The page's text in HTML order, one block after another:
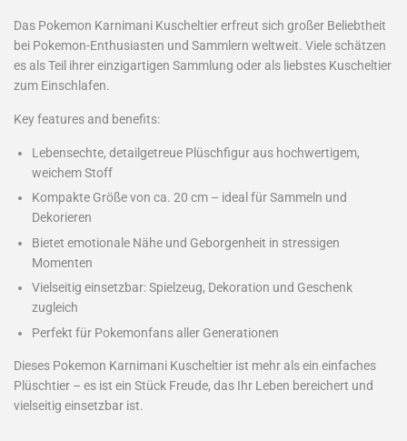
Das Pokemon Karnimani Kuscheltier erfreut sich großer Beliebtheit
bei Pokemon-Enthusiasten und Sammlern weltweit. Viele schätzen
es als Teil ihrer einzigartigen Sammlung oder als liebstes Kuscheltier
zum Einschlafen.
Key features and benefits:
Lebensechte, detailgetreue Plüschfigur aus hochwertigem,
weichem Stoff
Kompakte Größe von ca. 20 cm – ideal für Sammeln und
Dekorieren
Bietet emotionale Nähe und Geborgenheit in stressigen
Momenten
Vielseitig einsetzbar: Spielzeug, Dekoration und Geschenk
zugleich
Perfekt für Pokemonfans aller Generationen
Dieses Pokemon Karnimani Kuscheltier ist mehr als ein einfaches
Plüschtier – es ist ein Stück Freude, das Ihr Leben bereichert und
vielseitig einsetzbar ist.